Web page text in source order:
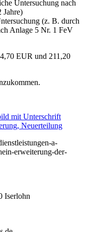
Untersuchung nach
Jahre)
(z. B. durch
Anlage 5 Nr. 1 FeV
EUR und 211,20
mit Unterschrift
Neuerteilung
a-
erweiterung-der-
Iserlohn